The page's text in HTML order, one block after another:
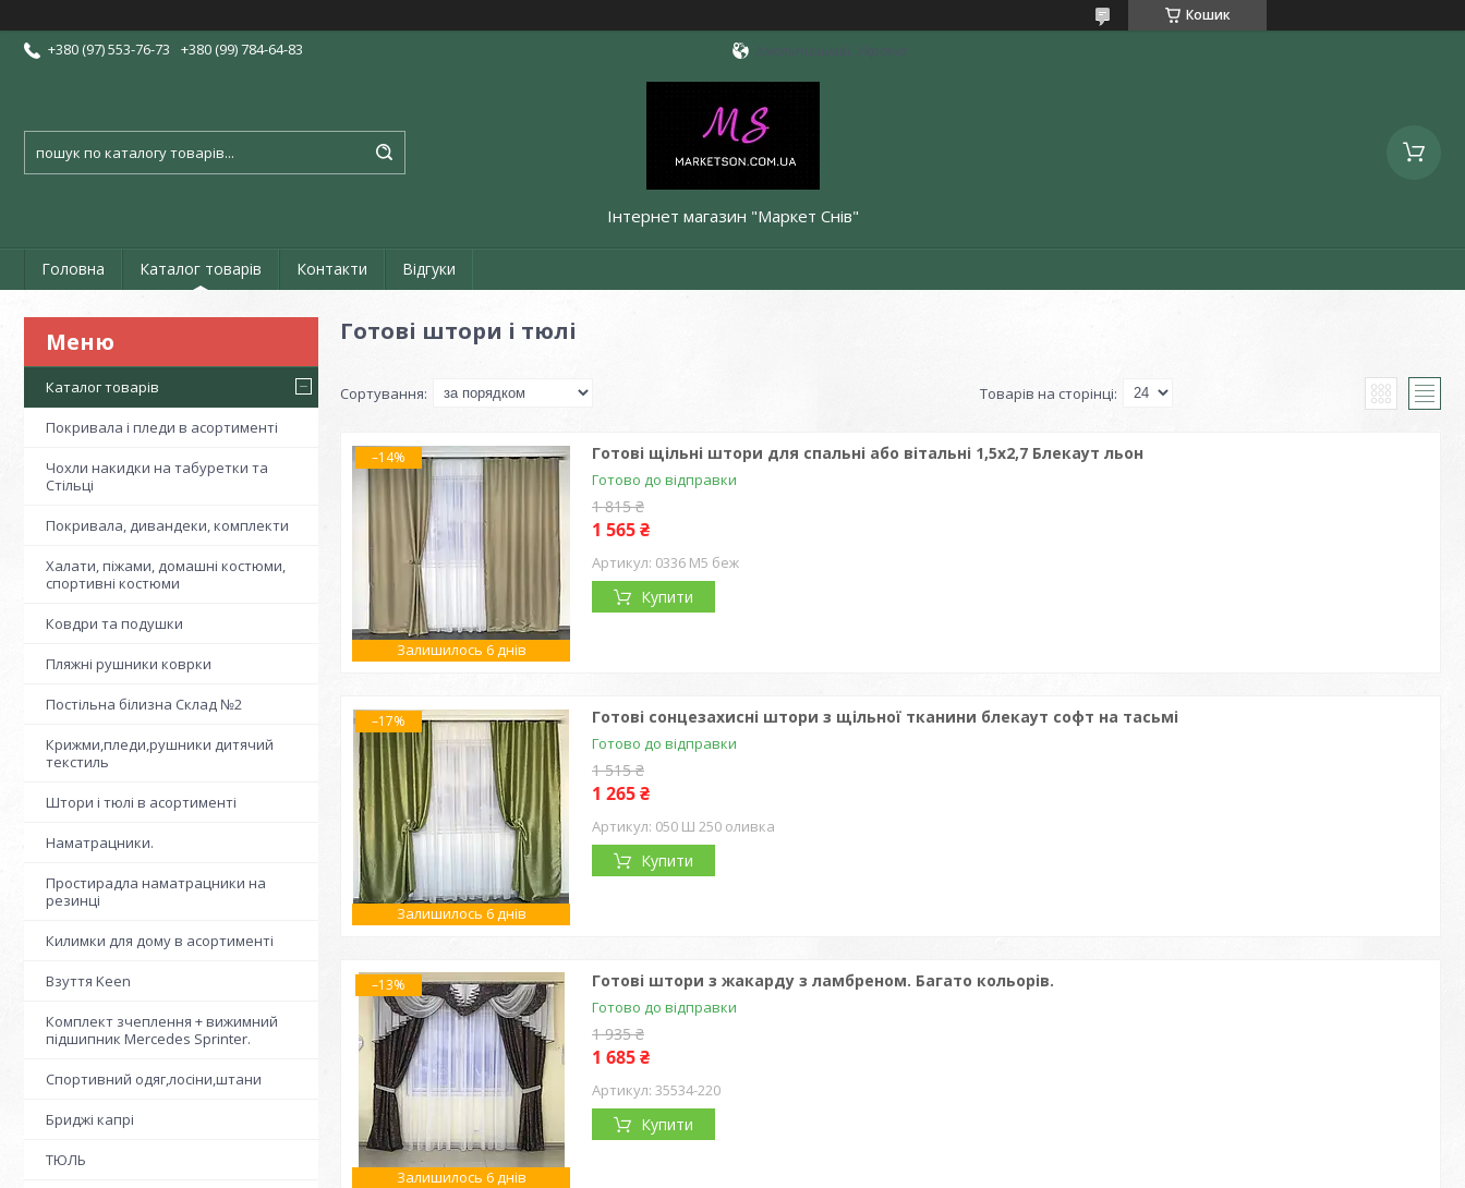
Кошик
+380 (97) 553-76-73 +380 (99) 784-64-83
Інтернет магазин "Маркет Снів"
Головна Каталог товарів Контакти Відгуки
Каталог товарів
Покривала і пледи в асортименті
Чохли накидки на табуретки та
Стільці
Покривала, дивандеки, комплекти
Халати, піжами, домашні костюми,
спортивні костюми
Ковдри та подушки
Пляжні рушники коврки
Постільна білизна Склад №2
Крижми,пледи,рушники дитячий
текстиль
Штори і тюлі в асортименті
Наматрацники.
Простирадла наматрацники на
резинці
Килимки для дому в асортименті
Взуття Keen
Комплект зчеплення + вижимний
підшипник Mercedes Sprinter.
Спортивний одяг,лосіни,штани
Бриджі капрі
ТЮЛЬ
Готові штори і тюлі
–14%
Залишилось 6 днів
Готові щільні штори для спальні або вітальні 1,5х2,7 Блекаут льон
Готово до відправки
1 815 ₴
1 565 ₴
0336 М5 беж
Купити
–17%
Залишилось 6 днів
Готові сонцезахисні штори з щільної тканини блекаут софт на тасьмі
Готово до відправки
1 515 ₴
1 265 ₴
050 Ш 250 оливка
Купити
–13%
Залишилось 6 днів
Готові штори з жакарду з ламбреном. Багато кольорів.
Готово до відправки
1 935 ₴
1 685 ₴
35534-220
Купити